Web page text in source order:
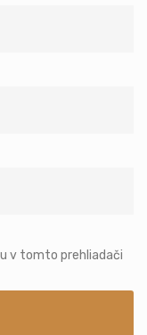
v tomto prehliadači